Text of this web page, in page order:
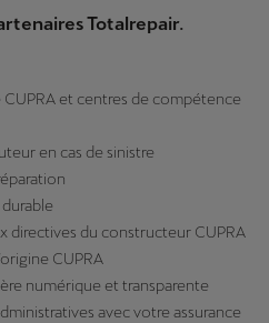
Totalrepair.
CUPRA et centres de compétence
en cas de sinistre
directives du constructeur CUPRA
CUPRA
numérique et transparente
avec votre assurance